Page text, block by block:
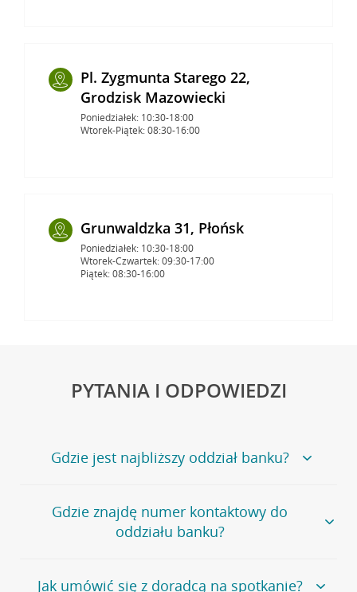
Pl. Zygmunta Starego 22,
Grodzisk Mazowiecki
Poniedziałek: 10:30-18:00
Wtorek-Piątek: 08:30-16:00
Grunwaldzka 31, Płońsk
Poniedziałek: 10:30-18:00
Wtorek-Czwartek: 09:30-17:00
Piątek: 08:30-16:00
PYTANIA I ODPOWIEDZI
Gdzie jest najbliższy oddział banku?
Jeśli szukasz oddziału naszego banku, zapraszamy na
stronęPlacówki i bankomaty, na której znajduje się
wygodna wyszukiwarka.
oddziałów
Gdzie znajdę numer kontaktowy do
oddziału banku?
Bank Credit Agricole nie udostępnia ogólnego numeru
Jak umówić się z doradcą na spotkanie?